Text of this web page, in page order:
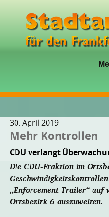
30. April 2019
Mehr Kontrollen
CDU verlangt
Die CDU-Fraktion im
„Enforcement Trailer“ auf
Ortsbezirk 6 auszuweiten.